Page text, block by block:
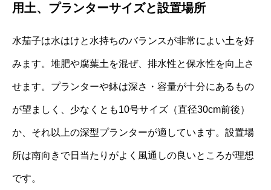
用土、プランターサイズと設置場所
水茄子は水はけと水持ちのバランスが非常によい土を好
みます。堆肥や腐葉土を混ぜ、排水性と保水性を向上さ
せます。プランターや鉢は深さ・容量が十分にあるもの
が望ましく、少なくとも10号サイズ（直径30cm前後）
か、それ以上の深型プランターが適しています。設置場
所は南向きで日当たりがよく風通しの良いところが理想
です。